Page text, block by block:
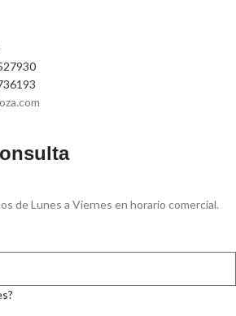
de Lunes a Viernes en horario comercial.